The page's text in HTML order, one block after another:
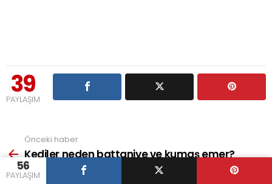
56
PAYLAŞIM
39
PAYLAŞIM
more
Önceki haber
Kediler neden battaniye ve kumaş emer?
Sonraki haber